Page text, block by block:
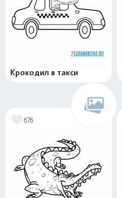
Крокодил в такси
676